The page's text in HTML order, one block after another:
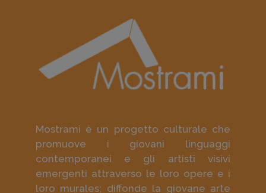
Mostrami è un progetto culturale che
promuove i giovani linguaggi
contemporanei e gli artisti visivi
emergenti attraverso le loro opere e i
loro murales; diffonde la giovane arte